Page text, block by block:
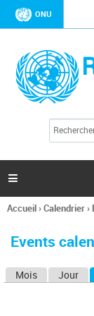
ONU
l
c
h
e

Vous
ici
Accueil›Calendrier›
Events
Mois Jour